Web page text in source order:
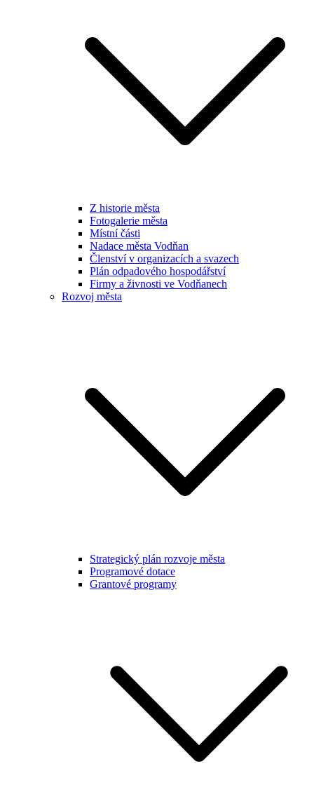
Z historie města
Fotogalerie města
Místní části
Nadace města Vodňan
Členství v organizacích a svazech
Plán odpadového hospodářství
Firmy a živnosti ve Vodňanech
Rozvoj města
Strategický plán rozvoje města
Programové dotace
Grantové programy